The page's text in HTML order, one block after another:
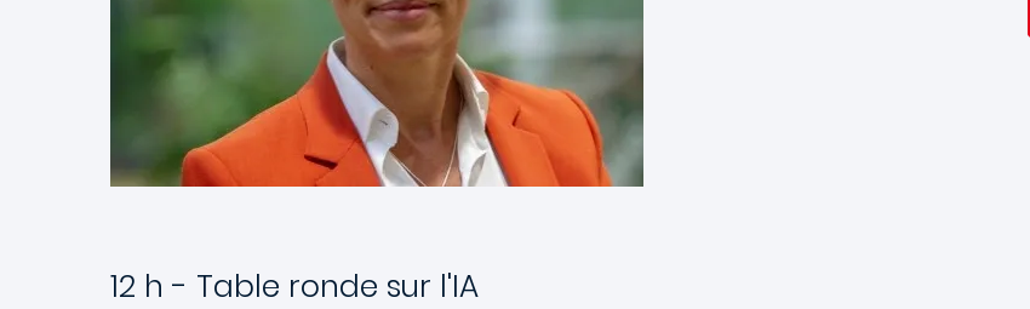
12 h - Table ronde sur l'IA